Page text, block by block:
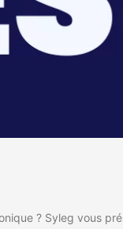
? Syleg vous